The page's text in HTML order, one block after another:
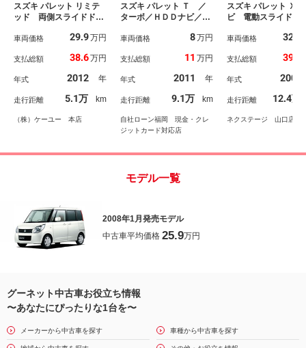
スズキ パレット リミテ
ッド 両側スライドド
Ｄ再生 ＴＶ スマート
ー マニュアルエアコ
クス パワーウィンド
ウ ディスチャージラン
プ スペアキー・記録簿
有
車両価格 29.9万円
支払総額 38.6万円
年式 2012 年
走行距離 5.1万 km
（株）ケーユー 本店
スズキ パレット Ｔ ／
ターボ／ＨＤＤナビ／Ｄ
イド・ドア／両側スライ
／プッシュスタート／タ
車両価格 8万円
支払総額 11 万円
年式 2011 年
走行距離 9.1万 km
自社ローン福岡 現金・クレ
ジットカード対応店
スズキ パレット Ｘ
ビ 電動スライド
オートエアコン プ
ドアミラー ドアバ
衝突安全ボディ ト
ションコントロー
煙車 ワンオーナー
車両価格 32.1
支払総額 39.9
年式 2008
走行距離 12.4万
ネクステージ 山口店
モデル一覧
2008年1月発売モデル
中古車平均価格 25.9万円
グーネット中古車お役立ち情報
〜あなたにぴったりな1台を〜
メーカーから中古車を探す 車種から中古車を探す